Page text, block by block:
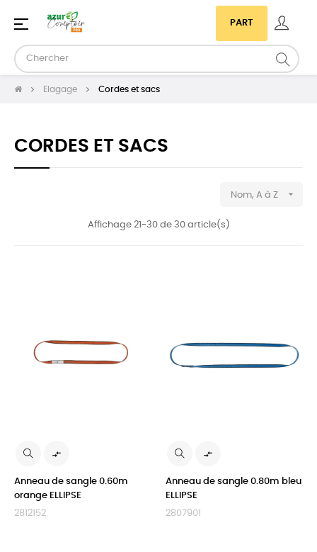
PART
Basculer
navigation
☰
Elagage Cordes et sacs
CORDES ET SACS
Nom, A à Z 
Affichage 21-30 de 30 article(s)

Anneau de sangle 0.60m
orange ELLIPSE
2812152

Anneau de sangle 0.80m bleu
ELLIPSE
2807901